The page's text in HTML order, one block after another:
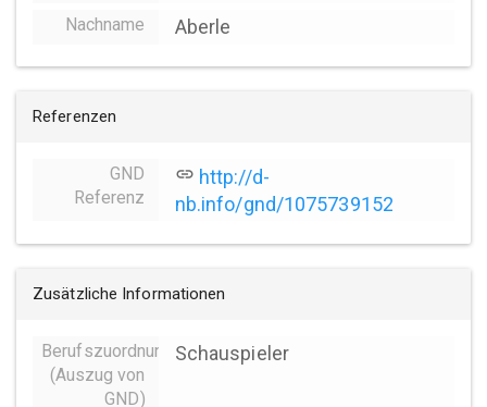
Nachname Aberle
Referenzen
GND
Referenz
link http://d-
nb.info/gnd/1075739152
Zusätzliche Informationen
Berufszuordnungen
(Auszug von
GND)
Schauspieler